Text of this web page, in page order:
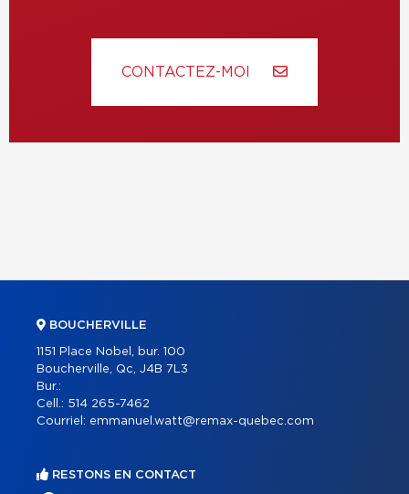
CONTACTEZ-MOI
BOUCHERVILLE
1151 Place Nobel, bur. 100
Boucherville, Qc, J4B 7L3
Bur.:
Cell.: 514 265-7462
Courriel: emmanuel.watt@remax-quebec.com
RESTONS EN CONTACT